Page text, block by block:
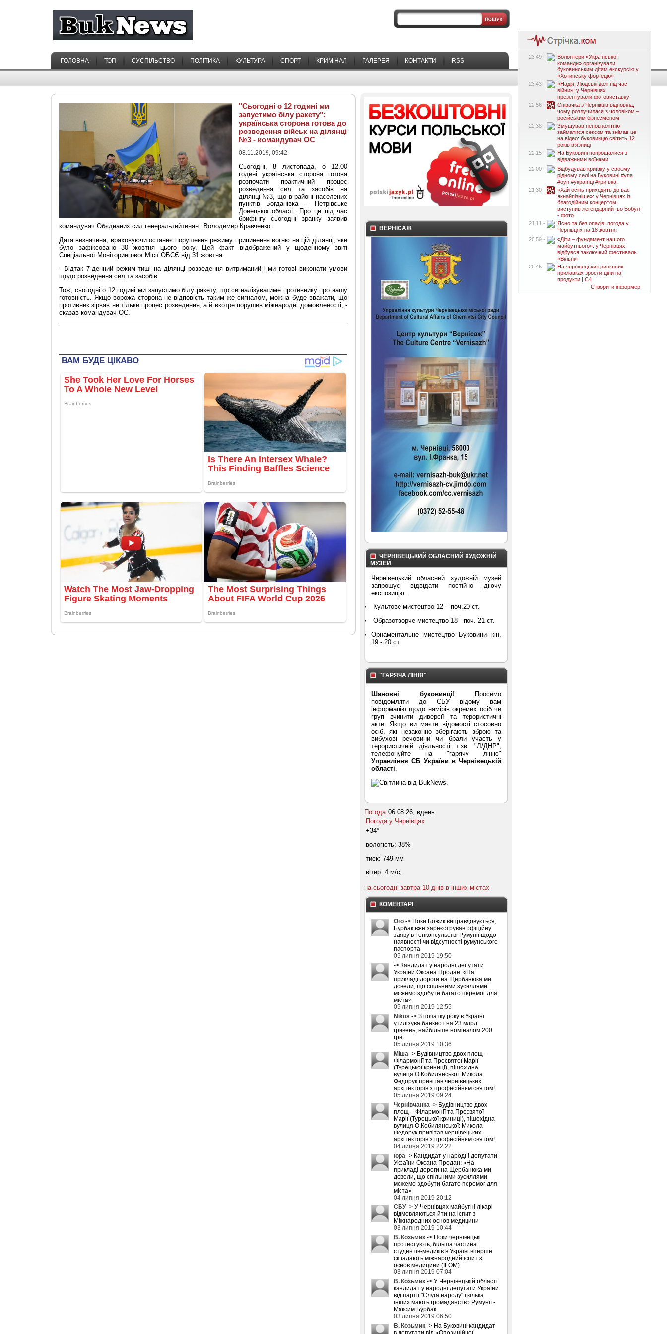
ГОЛОВНА ТОП СУСПІЛЬСТВО ПОЛІТИКА КУЛЬТУРА СПОРТ КРИМІНАЛ ГАЛЕРЕЯ КОНТАКТИ RSS
"Сьогодні о 12 годині ми
запустимо білу ракету":
українська сторона готова до
розведення військ на ділянці
№3 - командувач ОС
08.11.2019, 09:42
Сьогодні, 8 листопада, о 12.00
годині українська сторона готова
розпочати практичний процес
розведення сил та засобів на
ділянці №3, що в районі населених
пунктів Богданівка – Петрівське
Донецької області. Про це під час
брифінгу сьогодні зранку заявив
командувач Обєднаних сил генерал-лейтенант Володимир Кравченко.
Дата визначена, враховуючи останнє порушення режиму припинення вогню на цій ділянці, яке
було зафіксовано 30 жовтня цього року. Цей факт відображений у щоденному звіті
Спеціальної Моніторингової Місії ОБСЄ від 31 жовтня.
- Відтак 7-денний режим тиші на ділянці розведення витриманий і ми готові виконати умови
щодо розведення сил та засобів.
Тож, сьогодні о 12 годині ми запустимо білу ракету, що сигналізуватиме противнику про нашу
готовність. Якщо ворожа сторона не відповість таким же сигналом, можна буде вважати, що
противник зірвав не тільки процес розведення, а й вкотре порушив міжнародні домовленості, -
сказав командувач ОС.
ВЕРНІСАЖ
ЧЕРНІВЕЦЬКИЙ ОБЛАСНИЙ ХУДОЖНІЙ
МУЗЕЙ
Чернівецький обласний художній музей
запрошує відвідати постійно діючу
експозицію:
Культове мистецтво 12 – поч.20 ст.
Образотворче мистецтво 18 - поч. 21 ст.
Орнаментальне мистецтво Буковини кін.
19 - 20 ст.
"ГАРЯЧА ЛІНІЯ"
Шановні буковинці! Просимо
повідомляти до СБУ відому вам
інформацію щодо намірів окремих осіб чи
груп вчинити диверсії та терористичні
акти. Якщо ви маєте відомості стосовно
осіб, які незаконно зберігають зброю та
вибухові речовини чи брали участь у
терористичній діяльності т.зв. "Л/ДНР",
телефонуйте на "гарячу лінію"
Управління СБ України в Чернівецькій
області
Погода 06.08.26, вдень
Погода у Чернівцях
+34°
вологість: 38%
тиск: 749 мм
вітер: 4 м/с,
на сьогодні завтра 10 днів в інших містах
КОМЕНТАРІ
Ого -> Поки Божик виправдовується,
Бурбак вже зареєстрував офіційну
заяву в Генконсульстві Румунії щодо
наявності чи відсутності румунського
паспорта
05 липня 2019 19:50
-> Кандидат у народні депутати
України Оксана Продан: «На
прикладі дороги на Щербанюка ми
довели, що спільними зусиллями
можемо здобути багато перемог для
міста»
05 липня 2019 12:55
Nikos -> З початку року в Україні
утилізува банкнот на 23 млрд
гривень, найбільше номіналом 200
грн
05 липня 2019 10:36
Міша -> Будівництво двох площ –
Філармонії та Пресвятої Марії
(Турецької криниці), пішохідна
вулиця О.Кобилянської: Микола
Федорук привітав чернівецьких
архітекторів з професійним святом!
05 липня 2019 09:24
Чернівчанка -> Будівництво двох
площ – Філармонії та Пресвятої
Марії (Турецької криниці), пішохідна
вулиця О.Кобилянської: Микола
Федорук привітав чернівецьких
архітекторів з професійним святом!
04 липня 2019 22:22
юра -> Кандидат у народні депутати
України Оксана Продан: «На
прикладі дороги на Щербанюка ми
довели, що спільними зусиллями
можемо здобути багато перемог для
міста»
04 липня 2019 20:12
СБУ-> У Чернівцях майбутні лікарі
відмовляються йти на іспит з
Міжнародних основ медицини
03 липня 2019 10:44
В. Козьмик -> Поки чернівецькі
протестують, більша частина
студентів-медиків в Україні вперше
складають міжнародний іспит з
основ медицини (IFOM)
03 липня 2019 07:04
В. Козьмик -> У Чернівецькій області
кандидат у народні депутати України
від партії "Слуга народу" і кілька
інших мають громадянство Румунії -
Максим Бурбак
03 липня 2019 06:50
В. Козьмик -> На Буковині кандидат
в депутати від «Опозиційної
23:49 -
Волонтери «Української
команди» організували
буковинським дітям екскурсію у
«Хотинську фортецю»
23:43 -
«Надія. Людські долі під час
війни»: у Чернівцях
презентували фотовиставку
22:56 -
Співачка з Чернівців відповіла,
чому розлучилася з чоловіком –
російським бізнесменом
22:38 -
Змушував неповнолітню
займатися сексом та знімав це
на відео: буковинцю світить 12
років в’язниці
22:15 -
На Буковині попрощалися з
відважними воїнами
22:00 -
Відбудував криївку у своєму
рідному селі на Буковині #упа
#оун #українці #криївка
21:30 -
«Хай осінь приходить до вас
якнайпізніше»: у Чернівцях із
благодійним концертом
виступив легендарний Іво Бобул
- фото
21:11 -
Ясно та без опадів: погода у
Чернівцях на 18 жовтня
20:59 -
«Діти – фундамент нашого
майбутнього»: у Чернівцях
відбувся заключний фестиваль
«Вільні»
20:45 -
На чернівецьких ринкових
прилавках зросли ціни на
продукти | C4
Створити інформер